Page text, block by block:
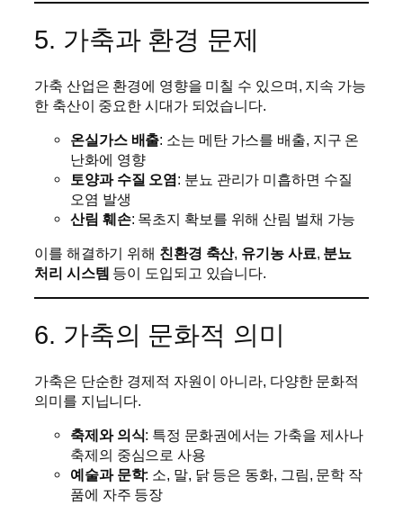
5. 가축과 환경 문제
가축 산업은 환경에 영향을 미칠 수 있으며, 지속 가능
한 축산이 중요한 시대가 되었습니다.
온실가스 배출: 소는 메탄 가스를 배출, 지구 온
난화에 영향
토양과 수질 오염: 분뇨 관리가 미흡하면 수질
오염 발생
산림 훼손: 목초지 확보를 위해 산림 벌채 가능
이를 해결하기 위해 친환경 축산, 유기농 사료, 분뇨
처리 시스템 등이 도입되고 있습니다.
6. 가축의 문화적 의미
가축은 단순한 경제적 자원이 아니라, 다양한 문화적
의미를 지닙니다.
축제와 의식: 특정 문화권에서는 가축을 제사나
축제의 중심으로 사용
예술과 문학: 소, 말, 닭 등은 동화, 그림, 문학 작
품에 자주 등장